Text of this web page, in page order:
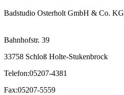
Badstudio Osterholt GmbH & Co. KG
Bahnhofstr. 39
33758 Schloß Holte-Stukenbrock
Telefon:05207-4381
Fax:05207-5559